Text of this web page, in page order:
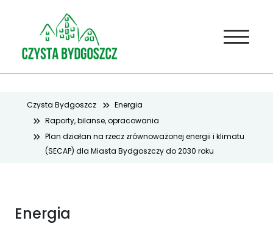
Czysta Bydgoszcz
Energia
Raporty, bilanse, opracowania
Plan działan na rzecz zrównoważonej energii i klimatu
(SECAP) dla Miasta Bydgoszczy do 2030 roku
Energia